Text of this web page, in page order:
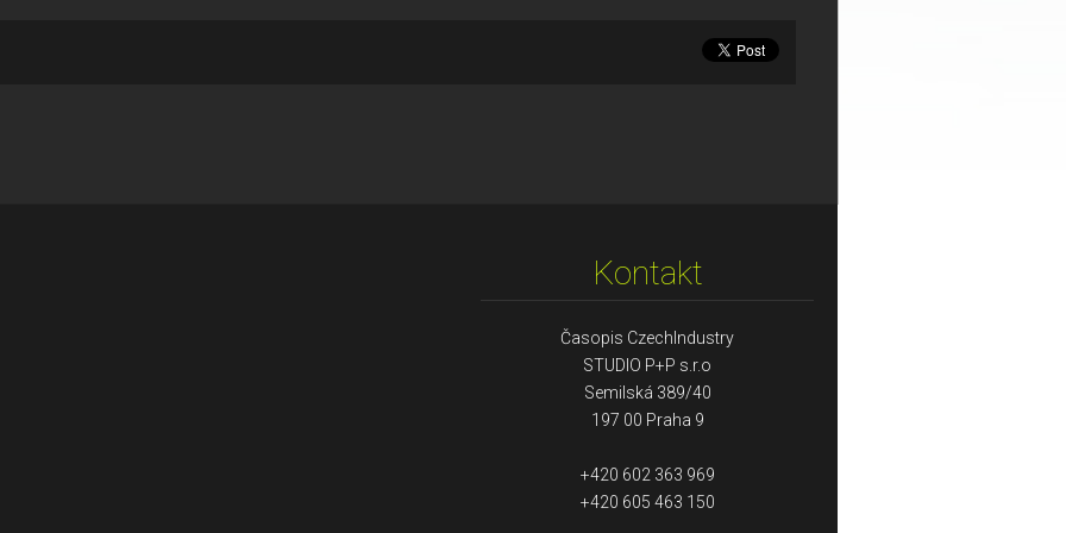
Kontakt
Časopis CzechIndustry
STUDIO P+P s.r.o
Semilská 389/40
197 00 Praha 9
+420 602 363 969
+420 605 463 150